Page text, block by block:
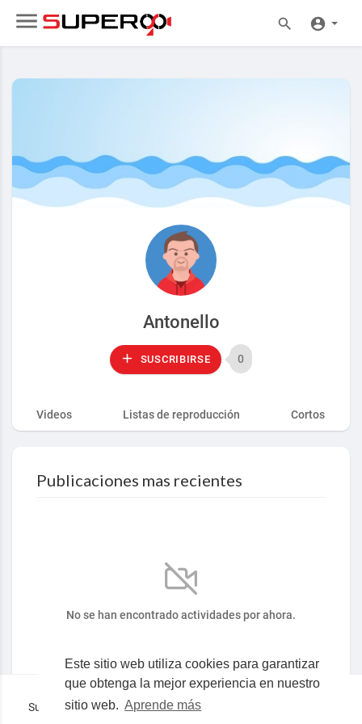
Este sitio web utiliza cookies para garantizar
que obtenga la mejor experiencia en nuestro
sitio web. Aprende más
Antonello
SUSCRIBIRSE 0
Videos Listas de reproducción Cortos
Publicaciones mas recientes
No se han encontrado actividades por ahora.
Superocho la plataforma consciente en español © 2019-2023